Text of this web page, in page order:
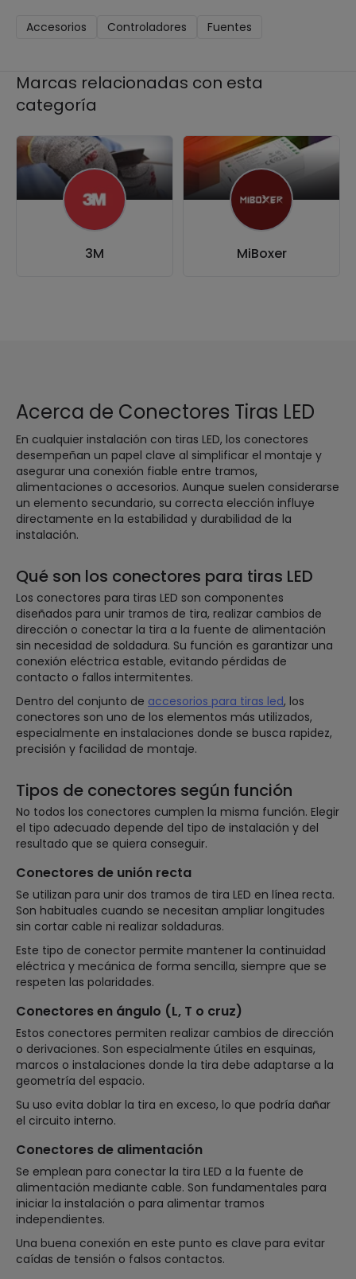
Accesorios Controladores Fuentes
Marcas relacionadas con esta
categoría
3M MiBoxer
Acerca de Conectores Tiras LED
En cualquier instalación con tiras LED, los conectores
desempeñan un papel clave al simplificar el montaje y
asegurar una conexión fiable entre tramos,
alimentaciones o accesorios. Aunque suelen considerarse
un elemento secundario, su correcta elección influye
directamente en la estabilidad y durabilidad de la
instalación.
Qué son los conectores para tiras LED
Los conectores para tiras LED son componentes
diseñados para unir tramos de tira, realizar cambios de
dirección o conectar la tira a la fuente de alimentación
sin necesidad de soldadura. Su función es garantizar una
conexión eléctrica estable, evitando pérdidas de
contacto o fallos intermitentes.
Dentro del conjunto de accesorios para tiras led, los
conectores son uno de los elementos más utilizados,
especialmente en instalaciones donde se busca rapidez,
precisión y facilidad de montaje.
Tipos de conectores según función
No todos los conectores cumplen la misma función. Elegir
el tipo adecuado depende del tipo de instalación y del
resultado que se quiera conseguir.
Conectores de unión recta
Se utilizan para unir dos tramos de tira LED en línea recta.
Son habituales cuando se necesitan ampliar longitudes
sin cortar cable ni realizar soldaduras.
Este tipo de conector permite mantener la continuidad
eléctrica y mecánica de forma sencilla, siempre que se
respeten las polaridades.
Conectores en ángulo (L, T o cruz)
Estos conectores permiten realizar cambios de dirección
o derivaciones. Son especialmente útiles en esquinas,
marcos o instalaciones donde la tira debe adaptarse a la
geometría del espacio.
Su uso evita doblar la tira en exceso, lo que podría dañar
el circuito interno.
Conectores de alimentación
Se emplean para conectar la tira LED a la fuente de
alimentación mediante cable. Son fundamentales para
iniciar la instalación o para alimentar tramos
independientes.
Una buena conexión en este punto es clave para evitar
caídas de tensión o falsos contactos.